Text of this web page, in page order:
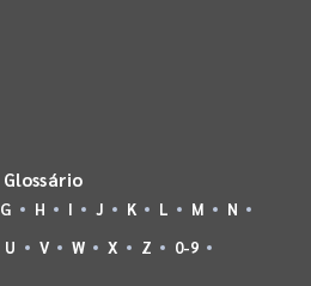
Glossário
G H I J K L M
N
U V W X Z 0-9